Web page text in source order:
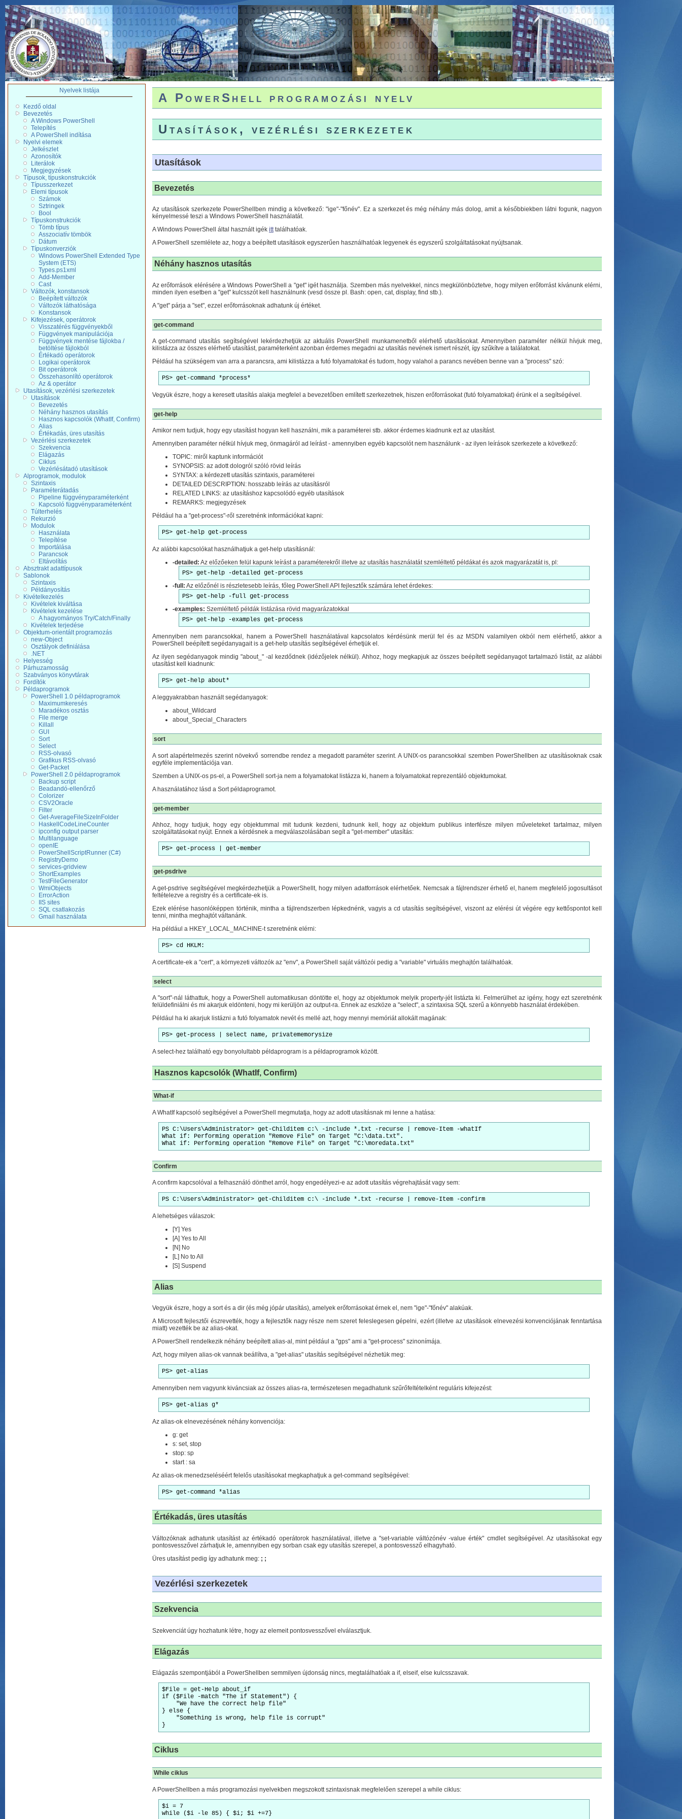
Nyelvek listája
Kezdő oldal
Bevezetés
A Windows PowerShell
Telepítés
A PowerShell indítása
Nyelvi elemek
Jelkészlet
Azonosítók
Literálok
Megjegyzések
Típusok, típuskonstrukciók
Típusszerkezet
Elemi típusok
Számok
Sztringek
Bool
Típuskonstrukciók
Tömb típus
Asszociatív tömbök
Dátum
Típuskonverziók
Windows PowerShell Extended Type
System (ETS)
Types.ps1xml
Add-Member
Cast
Változók, konstansok
Beépített változók
Változók láthatósága
Konstansok
Kifejezések, operátorok
Visszatérés függvényekből
Függvények manipulációja
Függvények mentése fájlokba /
betöltése fájlokból
Értékadó operátorok
Logikai operátorok
Bit operátorok
Összehasonlító operátorok
Az & operátor
Utasítások, vezérlési szerkezetek
Utasítások
Bevezetés
Néhány hasznos utasítás
Hasznos kapcsolók (WhatIf, Confirm)
Alias
Értékadás, üres utasítás
Vezérlési szerkezetek
Szekvencia
Elágazás
Ciklus
Vezérlésátadó utasítások
Alprogramok, modulok
Szintaxis
Paraméterátadás
Pipeline függvényparaméterként
Kapcsoló függvényparaméterként
Túlterhelés
Rekurzió
Modulok
Használata
Telepítése
Importálása
Parancsok
Eltávolítás
Absztrakt adattípusok
Sablonok
Szintaxis
Példányosítás
Kivételkezelés
Kivételek kiváltása
Kivételek kezelése
A hagyományos Try/Catch/Finally
Kivételek terjedése
Objektum-orientált programozás
new-Object
Osztályok definiálása
.NET
Helyesség
Párhuzamosság
Szabványos könyvtárak
Fordítók
Példaprogramok
PowerShell 1.0 példaprogramok
Maximumkeresés
Maradékos osztás
File merge
Killall
GUI
Sort
Select
RSS-olvasó
Grafikus RSS-olvasó
Get-Packet
PowerShell 2.0 példaprogramok
Backup script
Beadandó-ellenőrző
Colorizer
CSV2Oracle
Filter
Get-AverageFileSizeInFolder
HaskellCodeLineCounter
ipconfig output parser
Multilanguage
openIE
PowerShellScriptRunner (C#)
RegistryDemo
services-gridview
ShortExamples
TestFileGenerator
WmiObjects
ErrorAction
IIS sites
SQL csatlakozás
Gmail használata
A PowerShell programozási nyelv
Utasítások, vezérlési szerkezetek
Utasítások
Bevezetés
Az utasítások szerkezete PowerShellben mindig a következő: "ige"-"főnév". Ez a szerkezet és még néhány más dolog, amit a későbbiekben látni fogunk, nagyon
kényelmessé teszi a Windows PowerShell használatát.
A Windows PowerShell által használt igék itttalálhatóak.
A PowerShell szemlélete az, hogy a beépített utasítások egyszerűen használhatóak legyenek és egyszerű szolgáltatásokat nyújtsanak.
Néhány hasznos utasítás
Az erőforrások elérésére a Windows PowerShell a "get" igét használja. Szemben más nyelvekkel, nincs megkülönböztetve, hogy milyen erőforrást kívánunk elérni,
minden ilyen esetben a "get" kulcsszót kell használnunk (vesd össze pl. Bash: open, cat, display, find stb.).
A "get" párja a "set", ezzel erőforrásoknak adhatunk új értéket.
get-command
A get-command utasítás segítségével lekérdezhetjük az aktuális PowerShell munkamenetből elérhető utasításokat. Amennyiben paraméter nélkül hívjuk meg,
kilistázza az összes elérhető utasítást, paraméterként azonban érdemes megadni az utasítás nevének ismert részét, így szűkítve a találatokat.
Például ha szükségem van arra a parancsra, ami kilistázza a futó folyamatokat és tudom, hogy valahol a parancs nevében benne van a "process" szó:
PS> get-command *process*
Vegyük észre, hogy a keresett utasítás alakja megfelel a bevezetőben említett szerkezetnek, hiszen erőforrásokat (futó folyamatokat) érünk el a segítségével.
get-help
Amikor nem tudjuk, hogy egy utasítást hogyan kell használni, mik a paraméterei stb. akkor érdemes kiadnunk ezt az utasítást.
Amennyiben paraméter nélkül hívjuk meg, önmagáról ad leírást - amennyiben egyéb kapcsolót nem használunk - az ilyen leírások szerkezete a következő:
TOPIC: miről kaptunk információt
SYNOPSIS: az adott dologról szóló rövid leírás
SYNTAX: a kérdezett utasítás szintaxis, paraméterei
DETAILED DESCRIPTION: hosszabb leírás az utasításról
RELATED LINKS: az utasításhoz kapcsolódó egyéb utasítások
REMARKS: megjegyzések
Például ha a "get-process"-ről szeretnénk információkat kapni:
PS> get-help get-process
Az alábbi kapcsolókat használhatjuk a get-help utasításnál:
-detailed: Az előzőeken felül kapunk leírást a paraméterekről illetve az utasítás használatát szemléltető példákat és azok magyarázatát is, pl:
PS> get-help -detailed get-process
-full: Az előzőnél is részletesebb leírás, főleg PowerShell API fejlesztők számára lehet érdekes:
PS> get-help -full get-process
-examples: Szemléltető példák listázása rövid magyarázatokkal
PS> get-help -examples get-process
Amennyiben nem parancsokkal, hanem a PowerShell használatával kapcsolatos kérdésünk merül fel és az MSDN valamilyen okból nem elérhető, akkor a
PowerShell beépített segédanyagait is a get-help utasítás segítségével érhetjük el.
Az ilyen segédanyagok mindig "about_" -al kezdődnek (idézőjelek nélkül). Ahhoz, hogy megkapjuk az összes beépített segédanyagot tartalmazó listát, az alábbi
utasítást kell kiadnunk:
PS> get-help about*
A leggyakrabban használt segédanyagok:
about_Wildcard
about_Special_Characters
sort
A sort alapértelmezés szerint növekvő sorrendbe rendez a megadott paraméter szerint. A UNIX-os parancsokkal szemben PowerShellben az utasításoknak csak
egyféle implementációja van.
Szemben a UNIX-os ps-el, a PowerShell sort-ja nem a folyamatokat listázza ki, hanem a folyamatokat reprezentáló objektumokat.
A használatához lásd a Sort példaprogramot.
get-member
Ahhoz, hogy tudjuk, hogy egy objektummal mit tudunk kezdeni, tudnunk kell, hogy az objektum publikus interfésze milyen műveleteket tartalmaz, milyen
szolgáltatásokat nyújt. Ennek a kérdésnek a megválaszolásában segít a "get-member" utasítás:
PS> get-process | get-member
get-psdrive
A get-psdrive segítségével megkérdezhetjük a PowerShellt, hogy milyen adatforrások elérhetőek. Nemcsak a fájlrendszer érhető el, hanem megfelelő jogosultásot
feltételezve a registry és a certificate-ek is.
Ezek elérése hasonlóképpen történik, mintha a fájlrendszerben lépkednénk, vagyis a cd utasítás segítségével, viszont az elérési út végére egy kettőspontot kell
tenni, mintha meghajtót váltanánk.
Ha például a HKEY_LOCAL_MACHINE-t szeretnénk elérni:
PS> cd HKLM:
A certificate-ek a "cert", a környezeti változók az "env", a PowerShell saját váltózói pedig a "variable" virtuális meghajtón találhatóak.
select
A "sort"-nál láthattuk, hogy a PowerShell automatikusan döntötte el, hogy az objektumok melyik property-jét listázta ki. Felmerülhet az igény, hogy ezt szeretnénk
felüldefiniálni és mi akarjuk eldönteni, hogy mi kerüljön az output-ra. Ennek az eszköze a "select", a szintaxisa SQL szerű a könnyebb használat érdekében.
Például ha ki akarjuk listázni a futó folyamatok nevét és mellé azt, hogy mennyi memóriát allokált magának:
PS> get-process | select name, privatememorysize
A select-hez található egy bonyolultabb példaprogram is a példaprogramok között.
Hasznos kapcsolók (WhatIf, Confirm)
What-if
A WhatIf kapcsoló segítségével a PowerShell megmutatja, hogy az adott utasításnak mi lenne a hatása:
PS C:\Users\Administrator> get-Childitem c:\ -include *.txt -recurse | remove-Item -whatIf
What if: Performing operation "Remove File" on Target "C:\data.txt".
What if: Performing operation "Remove File" on Target "C:\moredata.txt"
Confirm
A confirm kapcsolóval a felhasználó dönthet arról, hogy engedélyezi-e az adott utasítás végrehajtását vagy sem:
PS C:\Users\Administrator> get-Childitem c:\ -include *.txt -recurse | remove-Item -confirm
A lehetséges válaszok:
[Y] Yes
[A] Yes to All
[N] No
[L] No to All
[S] Suspend
Alias
Vegyük észre, hogy a sort és a dir (és még jópár utasítás), amelyek erőforrásokat érnek el, nem "ige"-"főnév" alakúak.
A Microsoft fejlesztői észrevették, hogy a fejlesztők nagy része nem szeret feleslegesen gépelni, ezért (illetve az utasítások elnevezési konvenciójának fenntartása
miatt) vezették be az alias-okat.
A PowerShell rendelkezik néhány beépített alias-al, mint például a "gps" ami a "get-process" szinonímája.
Azt, hogy milyen alias-ok vannak beállítva, a "get-alias" utasítás segítségével nézhetük meg:
PS> get-alias
Amennyiben nem vagyunk kiváncsiak az összes alias-ra, természetesen megadhatunk szűrőfeltételként reguláris kifejezést:
PS> get-alias g*
Az alias-ok elnevezésének néhány konvenciója:
g: get
s: set, stop
stop: sp
start : sa
Az alias-ok menedzseléséért felelős utasításokat megkaphatjuk a get-command segítségével:
PS> get-command *alias
Értékadás, üres utasítás
Változóknak adhatunk utasítást az értékadó operátorok használatával, illetve a "set-variable váltózónév -value érték" cmdlet segítségével. Az utasításokat egy
pontosvesszővel zárhatjuk le, amennyiben egy sorban csak egy utasítás szerepel, a pontosvessző elhagyható.
Üres utasítást pedig így adhatunk meg: ; ;
Vezérlési szerkezetek
Szekvencia
Szekvenciát úgy hozhatunk létre, hogy az elemeit pontosvesszővel elválasztjuk.
Elágazás
Elágazás szempontjából a PowerShellben semmilyen újdonság nincs, megtalálhatóak a if, elseif, else kulcsszavak.
$File = get-Help about_if
if ($File -match "The if Statement") {
    "We have the correct help file"
} else {
    "Something is wrong, help file is corrupt"
}
Ciklus
While ciklus
A PowerShellben a más programozási nyelvekben megszokott szintaxisnak megfelelően szerepel a while ciklus:
$i = 7
while ($i -le 85) { $i; $i +=7}